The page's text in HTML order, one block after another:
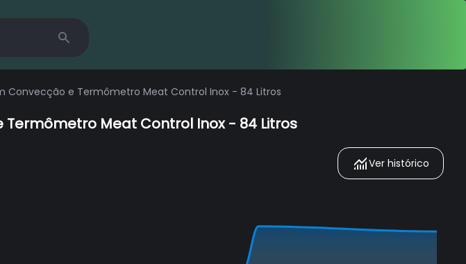
Convecção e Termômetro Meat Control Inox - 84 Litros
Termômetro Meat Control Inox - 84 Litros
Ver histórico